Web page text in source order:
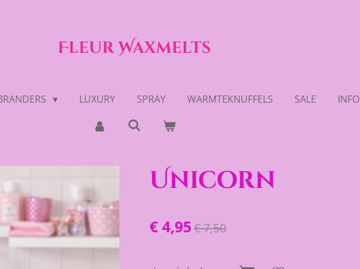
Fleur Waxmelts
LUXURY SPRAY WARMTEKNUFFELS SALE
Unicorn
€ 4,95€ 7,50